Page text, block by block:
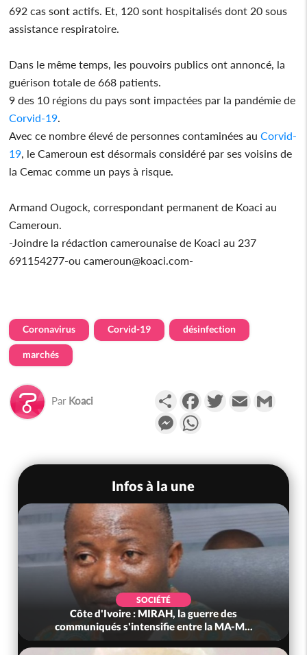
692 cas sont actifs. Et, 120 sont hospitalisés dont 20 sous
assistance respiratoire.
Dans le même temps, les pouvoirs publics ont annoncé, la
guérison totale de 668 patients.
9 des 10 régions du pays sont impactées par la pandémie de
Corvid-19
Avec ce nombre élevé de personnes contaminées au Corvid-
19 , le Cameroun est désormais considéré par ses voisins de
la Cemac comme un pays à risque.
Armand Ougock, correspondant permanent de Koaci au
Cameroun.
-Joindre la rédaction camerounaise de Koaci au 237
691154277-ou cameroun@koaci.com-
Coronavirus Corvid-19 désinfection
marchés
Par Koaci PartagerFacebookTwitterEmail
Messenger
Infos à la une
SOCIÉTÉ
Côte d'Ivoire : MIRAH, la guerre des
communiqués s'intensifie entre la MA-M...